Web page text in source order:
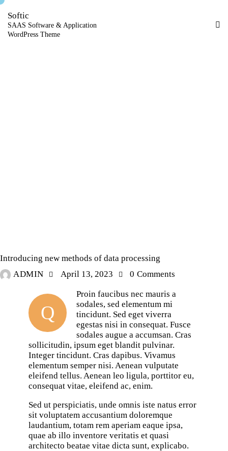
Softic
SAAS Software & Application
WordPress Theme
Introducing new methods of data processing
ADMIN
April 13, 2023 0 Comments
Q
Proin faucibus nec mauris a
sodales, sed elementum mi
tincidunt. Sed eget viverra
egestas nisi in consequat. Fusce
sodales augue a accumsan. Cras
sollicitudin, ipsum eget blandit pulvinar.
Integer tincidunt. Cras dapibus. Vivamus
elementum semper nisi. Aenean vulputate
eleifend tellus. Aenean leo ligula, porttitor eu,
consequat vitae, eleifend ac, enim.
Sed ut perspiciatis, unde omnis iste natus error
sit voluptatem accusantium doloremque
laudantium, totam rem aperiam eaque ipsa,
quae ab illo inventore veritatis et quasi
architecto beatae vitae dicta sunt, explicabo.